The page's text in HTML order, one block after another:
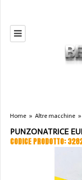
Home » Altre macchine »
PUNZONATRICE
CODICE PRODOTTO: